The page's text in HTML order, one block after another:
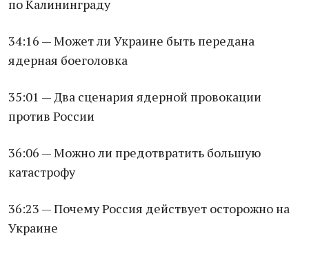
по Калининграду
34:16 — Может ли Украине быть передана
ядерная боеголовка
35:01 — Два сценария ядерной провокации
против России
36:06 — Можно ли предотвратить большую
катастрофу
36:23 — Почему Россия действует осторожно на
Украине